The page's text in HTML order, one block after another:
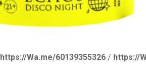
https://Wa.me/60139355326 / https://